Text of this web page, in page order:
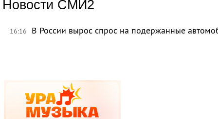
Новости СМИ2
16:16 В России вырос спрос на подержанные